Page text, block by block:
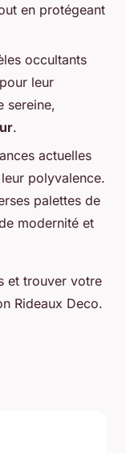
en protégeant
occultants
leur
sereine,
.
actuelles
polyvalence.
palettes de
modernité et
et trouver votre
Rideaux Deco.